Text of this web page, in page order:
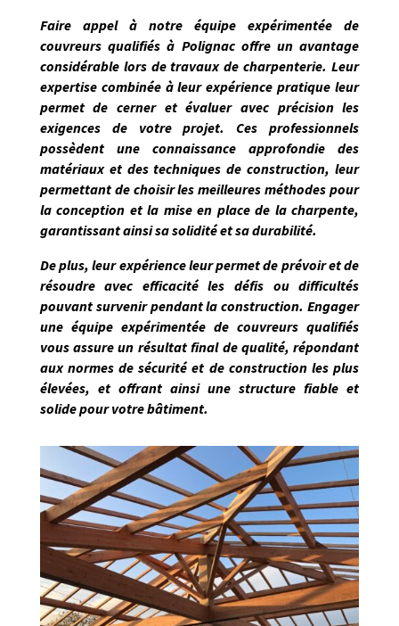
Faire appel à notre équipe expérimentée de
couvreurs qualifiés à Polignacoffre un avantage
considérable lors de travaux de charpenterie. Leur
expertise combinée à leur expérience pratique leur
permet decerner et évaluer avec précision les
exigences de votre projet. Ces professionnels
possèdent une connaissance approfondie des
matériaux et des techniques de construction, leur
permettant de choisir les meilleures méthodes pour
la conception et la mise en place de la charpente,
garantissant ainsi sa solidité et sa durabilité.
De plus, leur expérience leur permet de prévoir et de
résoudre avec efficacité les défis ou difficultés
pouvant survenir pendant la construction. Engager
une équipe expérimentée de couvreurs qualifiés
vous assure un résultat final de qualité, répondant
aux normes de sécurité et de construction les plus
élevées, et offrant ainsi une structure fiable et
solide pour votre bâtiment.